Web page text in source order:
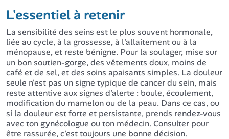
L'essentiel à retenir
La sensibilité des seins est le plus souvent hormonale,
liée au cycle, à la grossesse, à l'allaitement ou à la
ménopause, et reste bénigne. Pour la soulager, mise sur
un bon soutien-gorge, des vêtements doux, moins de
café et de sel, et des soins apaisants simples. La douleur
seule n'est pas un signe typique de cancer du sein, mais
reste attentive aux signes d'alerte : boule, écoulement,
modification du mamelon ou de la peau. Dans ce cas, ou
si la douleur est forte et persistante, prends rendez-vous
avec ton gynécologue ou ton médecin. Consulter pour
être rassurée, c'est toujours une bonne décision.